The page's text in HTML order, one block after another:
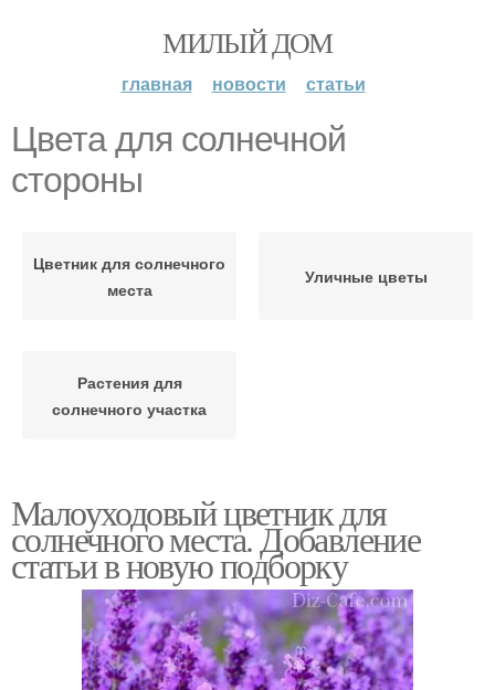
МИЛЫЙ ДОМ
главная новости статьи
Цвета для солнечной
стороны
Цветник для солнечного
места
Уличные цветы
Растения для
солнечного участка
Малоуходовый цветник для
солнечного места. Добавление
статьи в новую подборку